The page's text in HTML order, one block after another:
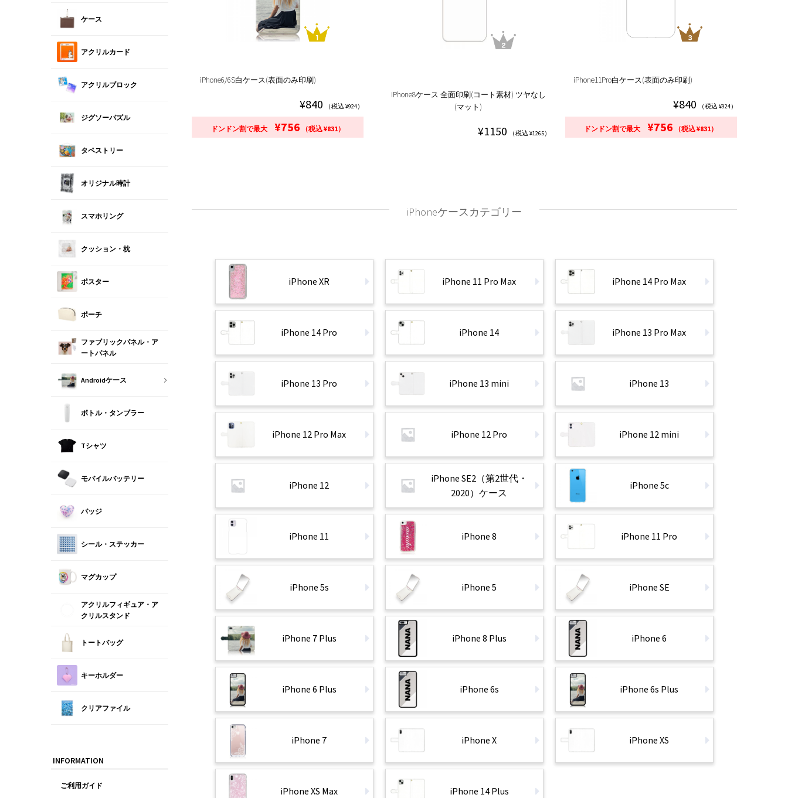
iPhone6/6S白ケース(表面のみ印刷)
¥840 （税込 ¥924）
ドンドン割で最大 ¥756 （税込 ¥831）
iPhone8ケース 全面印刷(コート素材) ツヤなし
(マット)
¥1150 （税込 ¥1265）
iPhone11Pro白ケース(表面のみ印刷)
¥840 （税込 ¥924）
ドンドン割で最大 ¥756 （税込 ¥831）
iPhoneケースカテゴリー
iPhone XR iPhone 11 Pro Max iPhone 14 Pro Max
iPhone 14 Pro iPhone 14 iPhone 13 Pro Max
iPhone 13 Pro iPhone 13 mini iPhone 13
iPhone 12 Pro Max iPhone 12 Pro iPhone 12 mini
iPhone 12
iPhone SE2（第2世代・
2020）ケース
iPhone 5c
iPhone 11 iPhone 8 iPhone 11 Pro
iPhone 5s iPhone 5 iPhone SE
iPhone 7 Plus iPhone 8 Plus iPhone 6
iPhone 6 Plus iPhone 6s iPhone 6s Plus
iPhone 7 iPhone X iPhone XS
iPhone XS Max iPhone 14 Plus
ケース
アクリルカード
アクリルブロック
ジグソーパズル
タペストリー
オリジナル時計
スマホリング
クッション・枕
ポスター
ポーチ
ファブリックパネル・ア
ートパネル
Androidケース
ボトル・タンブラー
Tシャツ
モバイルバッテリー
バッジ
シール・ステッカー
マグカップ
アクリルフィギュア・ア
クリルスタンド
トートバッグ
キーホルダー
クリアファイル
INFORMATION
ご利用ガイド